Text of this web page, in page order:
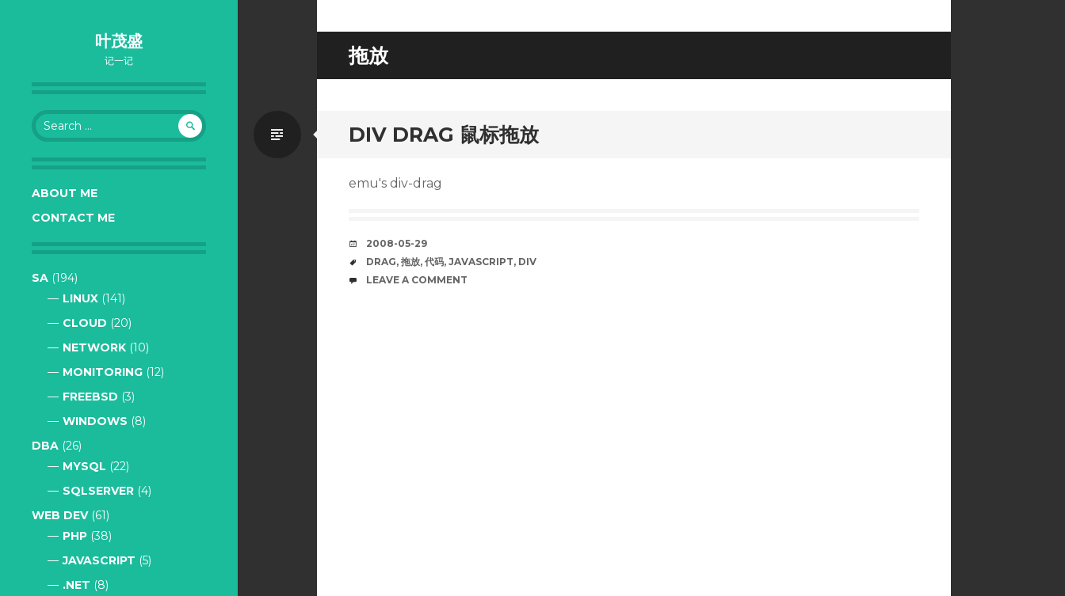
叶茂盛
记一记
Search
for:
ABOUT ME
CONTACT ME
SA (194)
LINUX (141)
CLOUD (20)
NETWORK (10)
MONITORING (12)
FREEBSD (3)
WINDOWS (8)
DBA (26)
MYSQL (22)
SQLSERVER (4)
WEB DEV(61)
PHP (38)
JAVASCRIPT (5)
.NET (8)
拖放
DIV DRAG 鼠标拖放
Standard
emu's div-drag
DATE
2008-05-29
TAGS
DRAG, 拖放, 代码, JAVASCRIPT, DIV
COMMENTS
LEAVE A COMMENT